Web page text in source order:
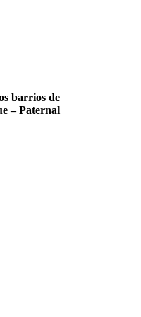
barrios de
– Paternal